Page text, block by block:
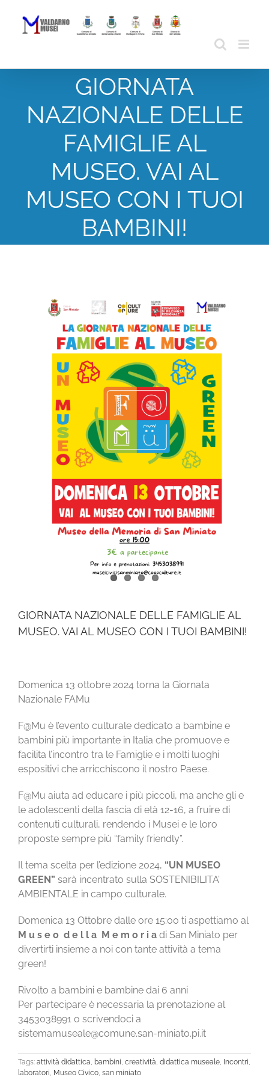
content
GIORNATA
NAZIONALE DELLE
FAMIGLIE AL
MUSEO. VAI AL
MUSEO CON I TUOI
BAMBINI!
GIORNATA NAZIONALE DELLE FAMIGLIE AL
MUSEO. VAI AL MUSEO CON I TUOI BAMBINI!
Domenica 13 ottobre 2024 torna la Giornata
Nazionale FAMu
F@Mu è l’evento culturale dedicato a bambine e
bambini più importante in Italia che promuove e
facilita l’incontro tra le Famiglie e i molti luoghi
espositivi che arricchiscono il nostro Paese.
F@Mu aiuta ad educare i più piccoli, ma anche gli e
le adolescenti della fascia di età 12-16, a fruire di
contenuti culturali, rendendo i Musei e le loro
proposte sempre più “family friendly”.
Il tema scelta per l’edizione 2024, “UN MUSEO
GREEN” sarà incentrato sulla SOSTENIBILITA’
AMBIENTALE in campo culturale.
Domenica 13 Ottobre dalle ore 15:00 ti aspettiamo al
M u s e o d e l l a M e m o r i a di San Miniato per
divertirti insieme a noi con tante attività a tema
green!
Rivolto a bambini e bambine dai 6 anni
Per partecipare è necessaria la prenotazione al
3453038991 o scrivendoci a
sistemamuseale@comune.san-miniato.pi.it
Tags: attività didattica, bambini, creatività, didattica museale, Incontri,
laboratori, Museo Civico, san miniato